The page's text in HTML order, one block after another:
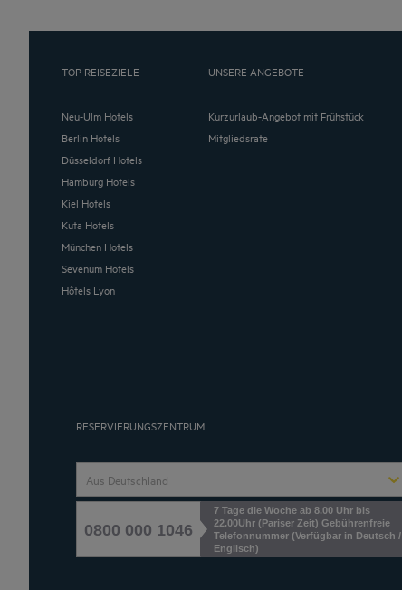
TOP REISEZIELE
Neu-Ulm Hotels
Berlin Hotels
Düsseldorf Hotels
Hamburg Hotels
Kiel Hotels
Kuta Hotels
München Hotels
Sevenum Hotels
Hôtels Lyon
UNSERE ANGEBOTE
Kurzurlaub-Angebot mit Frühstück
Mitgliedsrate
RESERVIERUNGSZENTRUM
Aus Deutschland
0800 000 1046
7 Tage die Woche ab 8.00 Uhr bis
22.00Uhr (Pariser Zeit) Gebührenfreie
Telefonnummer (Verfügbar in Deutsch /
Englisch)